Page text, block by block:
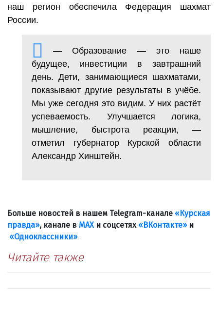
наш регион обеспечила Федерация шахмат
России.
— Образование — это наше
будущее, инвестиции в завтрашний
день. Дети, занимающиеся шахматами,
показывают другие результаты в учёбе.
Мы уже сегодня это видим. У них растёт
успеваемость. Улучшается логика,
мышление, быстрота реакции, —
отметил губернатор Курской области
Александр Хинштейн.
Больше новостей в нашем Telegram-канале «Курская
правда», канале в МАХи соцсетях «ВКонтакте»и
«Одноклассники».
Читайте также